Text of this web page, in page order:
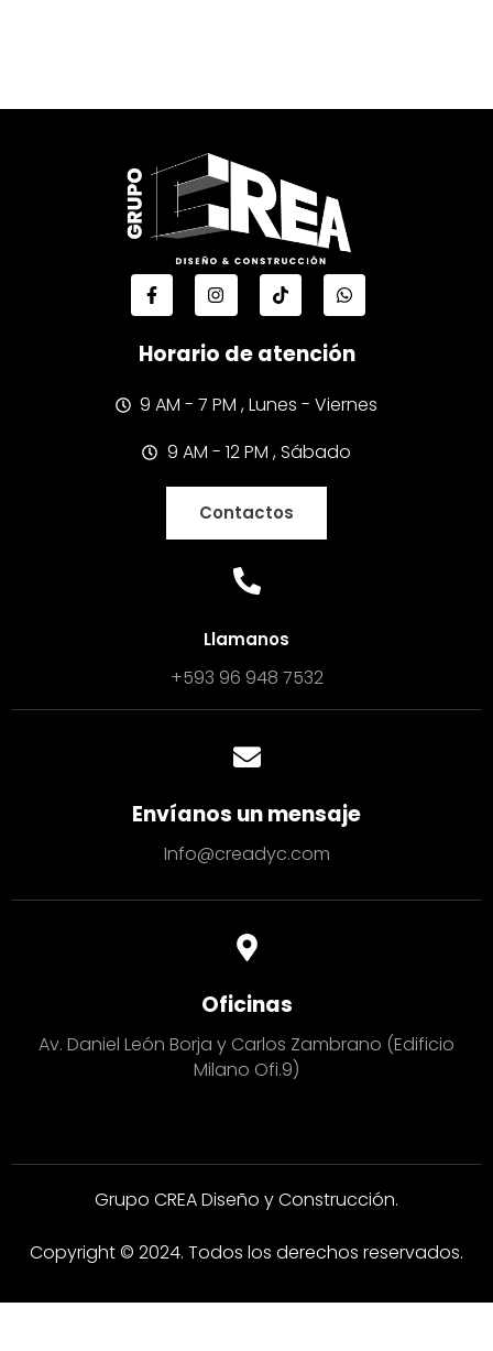
Horario de atención
9 AM - 7 PM , Lunes - Viernes
9 AM - 12 PM , Sábado
Contactos
Llamanos
+593 96 948 7532
Envíanos un mensaje
Info@creadyc.com
Oficinas
Av. Daniel León Borja y Carlos Zambrano (Edificio
Milano Ofi.9)
Grupo CREA Diseño y Construcción.
Copyright © 2024. Todos los derechos reservados.